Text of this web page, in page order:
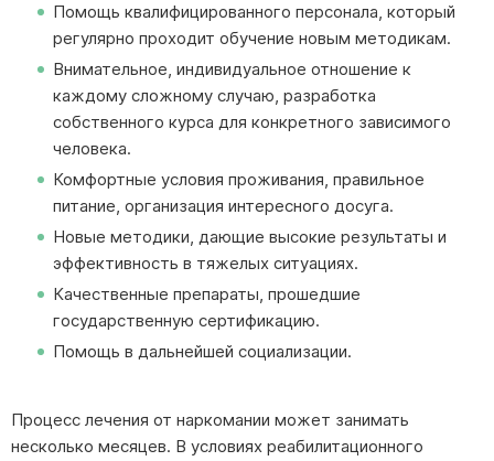
Помощь квалифицированного персонала, который
регулярно проходит обучение новым методикам.
Внимательное, индивидуальное отношение к
каждому сложному случаю, разработка
собственного курса для конкретного зависимого
человека.
Комфортные условия проживания, правильное
питание, организация интересного досуга.
Новые методики, дающие высокие результаты и
эффективность в тяжелых ситуациях.
Качественные препараты, прошедшие
государственную сертификацию.
Помощь в дальнейшей социализации.
Процесс лечения от наркомании может занимать
несколько месяцев. В условиях реабилитационного